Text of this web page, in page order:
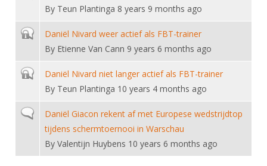
By Teun Plantinga 8 years 9 months ago
Closed topicDaniël Nivard weer actief als FBT-trainer
By Etienne Van Cann 9 years 6 months ago
Closed topicDaniël Nivard niet langer actief als FBT-trainer
By Teun Plantinga 10 years 4 months ago
Normal topicDaniël Giacon rekent af met Europese wedstrijdtop
tijdens schermtoernooi in Warschau
By Valentijn Huybens 10 years 6 months ago